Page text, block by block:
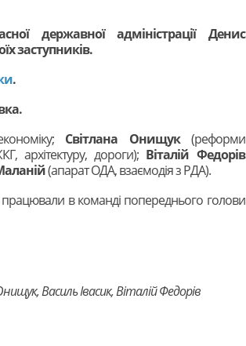
державної адміністрації Денис
заступників.
.
Світлана Онищук(реформи
архітектуру, дороги); Віталій Федорів
(апарат ОДА, взаємодія з РДА).
працювали в команді попереднього голови
Василь Івасик, Віталій Федорів